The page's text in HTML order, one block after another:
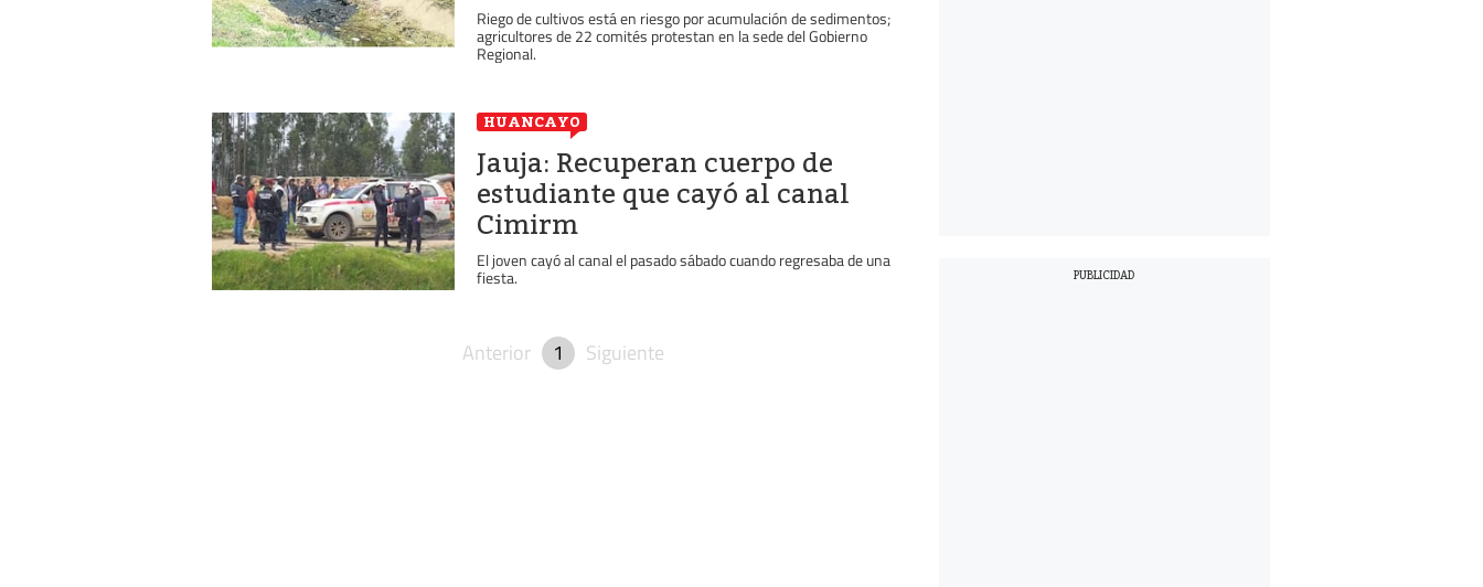
Riego de cultivos está en riesgo por acumulación de sedimentos;
agricultores de 22 comités protestan en la sede del Gobierno
Regional.
HUANCAYO
Jauja: Recuperan cuerpo de
estudiante que cayó al canal
Cimirm
El joven cayó al canal el pasado sábado cuando regresaba de una
fiesta.
Anterior 1 Siguiente